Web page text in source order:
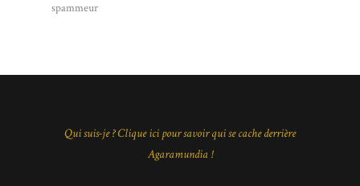
spammeur
Qui suis-je ? Clique ici pour savoir qui se cache derrière
Agaramundia !